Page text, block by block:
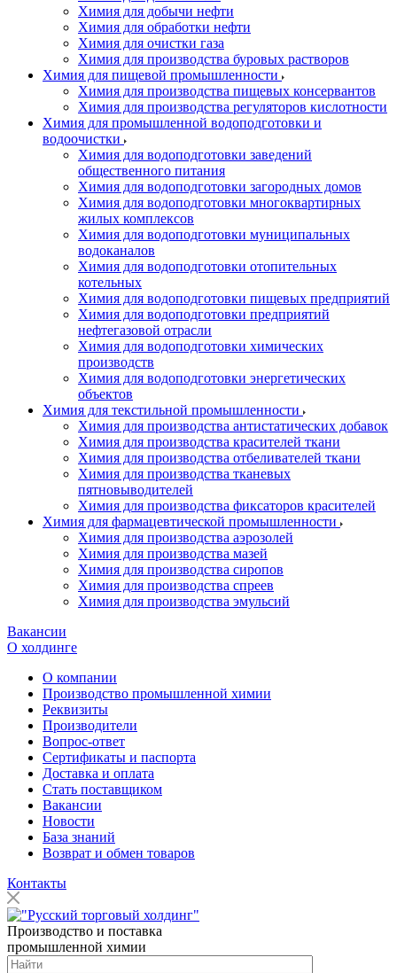
Химия для добычи нефти
Химия для обработки нефти
Химия для очистки газа
Химия для производства буровых растворов
Химия для пищевой промышленности
Химия для производства пищевых консервантов
Химия для производства регуляторов кислотности
Химия для промышленной водоподготовки и
водоочистки
Химия для водоподготовки заведений
общественного питания
Химия для водоподготовки загородных домов
Химия для водоподготовки многоквартирных
жилых комплексов
Химия для водоподготовки муниципальных
водоканалов
Химия для водоподготовки отопительных
котельных
Химия для водоподготовки пищевых предприятий
Химия для водоподготовки предприятий
нефтегазовой отрасли
Химия для водоподготовки химических
производств
Химия для водоподготовки энергетических
объектов
Химия для текстильной промышленности
Химия для производства антистатических добавок
Химия для производства красителей ткани
Химия для производства отбеливателей ткани
Химия для производства тканевых
пятновыводителей
Химия для производства фиксаторов красителей
Химия для фармацевтической промышленности
Химия для производства аэрозолей
Химия для производства мазей
Химия для производства сиропов
Химия для производства спреев
Химия для производства эмульсий
Вакансии
О холдинге
О компании
Производство промышленной химии
Реквизиты
Производители
Вопрос-ответ
Сертификаты и паспорта
Доставка и оплата
Стать поставщиком
Вакансии
Новости
База знаний
Возврат и обмен товаров
Контакты
Производство и поставка
промышленной химии